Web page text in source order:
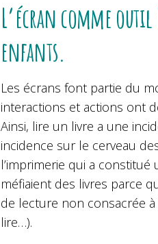
L’écran comme outil
enfants.
Les écrans font partie du
interactions et actions ont
Ainsi, lire un livre a une
incidence sur le cerveau
l’imprimerie qui a
méfiaient des livres parce
de lecture non consacrée
lire…).